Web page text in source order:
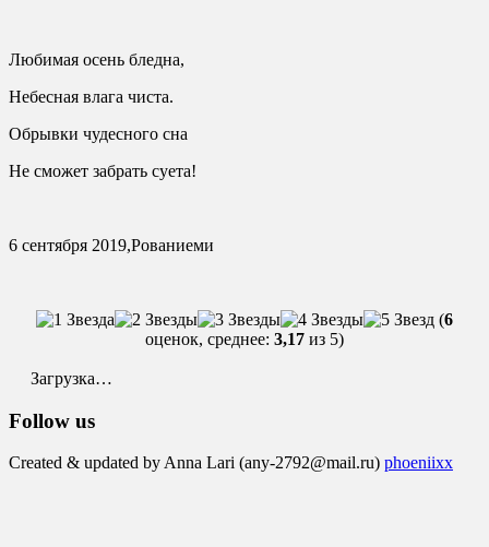
Любимая осень бледна,
Небесная влага чиста.
Обрывки чудесного сна
Не сможет забрать суета!
6 сентября 2019,Рованиеми
(6
оценок, среднее: 3,17 из 5)
Загрузка…
Follow us
Created & updated by Anna Lari (any-2792@mail.ru) phoeniixx